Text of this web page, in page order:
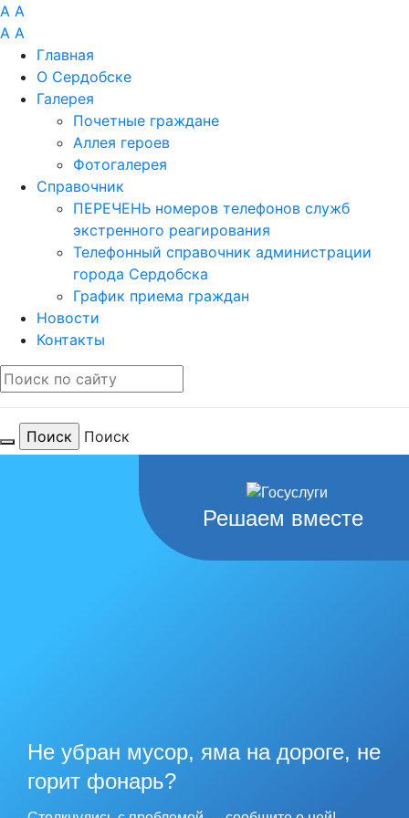
A A
A A
Главная
О Сердобске
Галерея
Почетные граждане
Аллея героев
Фотогалерея
Справочник
ПЕРЕЧЕНЬ номеров телефонов служб
экстренного реагирования
Телефонный справочник администрации
города Сердобска
График приема граждан
Новости
Контакты
Поиск
Решаем вместе
Не убран мусор, яма на дороге, не
горит фонарь?
Для тебя
рекорды